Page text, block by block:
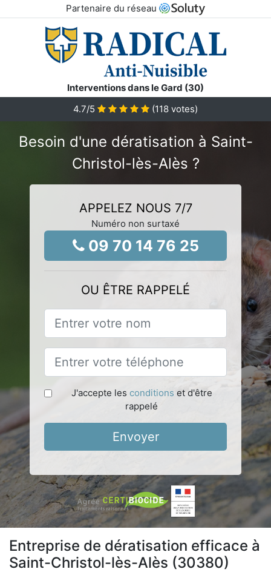
Partenaire du réseau
Interventions dans le Gard (30)
4.7/5 (118 votes)
Besoin d'une dératisation à Saint-
Christol-lès-Alès ?
APPELEZ NOUS 7/7
Numéro non surtaxé
09 70 14 76 25
OU ÊTRE RAPPELÉ
J'accepte les conditions et d'être
rappelé
Envoyer
Entreprise de dératisation efficace à
Saint-Christol-lès-Alès (30380)